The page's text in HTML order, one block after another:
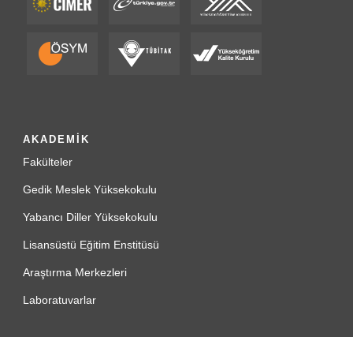
AKADEMİK
Fakülteler
Gedik Meslek Yüksekokulu
Yabancı Diller Yüksekokulu
Lisansüstü Eğitim Enstitüsü
Araştırma Merkezleri
Laboratuvarlar